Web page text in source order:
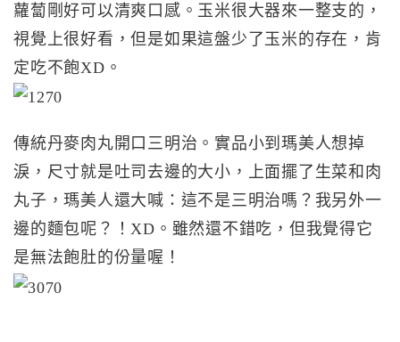
蘿蔔剛好可以清爽口感。玉米很大器來一整支的，
視覺上很好看，但是如果這盤少了玉米的存在，肯
定吃不飽XD。
傳統丹麥肉丸開口三明治。實品小到瑪美人想掉
淚，尺寸就是吐司去邊的大小，上面擺了生菜和肉
丸子，瑪美人還大喊：這不是三明治嗎？我另外一
邊的麵包呢？！XD。雖然還不錯吃，但我覺得它
是無法飽肚的份量喔！